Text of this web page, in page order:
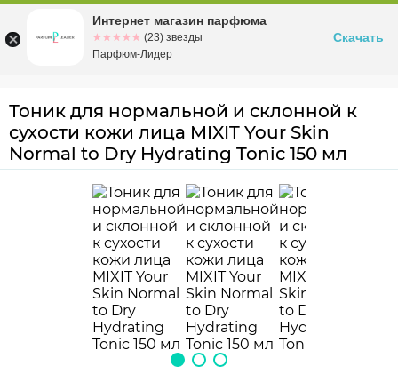
Омскул. Заозерная, 11, к. 1
Тоник для нормальной и склонной к
сухости кожи лица MIXIT Your Skin
Normal to Dry Hydrating Tonic 150 мл
Интернет магазин парфюма
☆☆☆☆☆
★★★★★ (23) звезды
Парфюм-Лидер
Скачать